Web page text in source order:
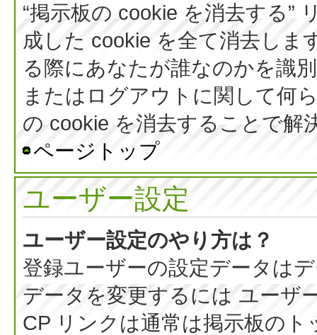
“掲示板の cookie を消去する”
成した cookie を全て消去しま
る際にあなたが誰なのかを識
またはログアウトに関して何
の cookie を消去することで解
ページトップ
ユーザー設定
ユーザー設定のやり方は？
登録ユーザーの設定データは
データを変更するには ユーザ
CP リンクは通常は掲示板の